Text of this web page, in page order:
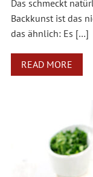
Das schmeckt
Backkunst ist das
das ähnlich: Es […]
READ MORE